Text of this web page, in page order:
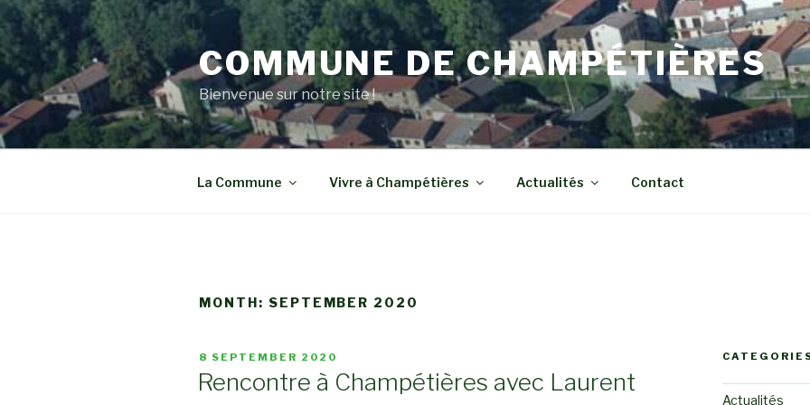
Skip
to
content
COMMUNE DE CHAMPÉTIÈRES
Bienvenue sur notre site !
La Commune Vivre à Champétières Actualités Contact
MONTH: SEPTEMBER 2020
POSTED
8 SEPTEMBER 2020
Rencontre à Champétières avec Laurent
Actualités